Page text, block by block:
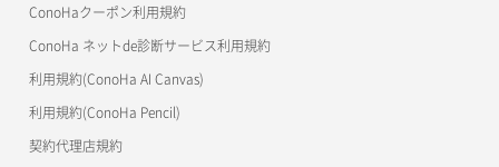
ラージオブジェクトアップロード(DLO)
一時的Web公開
Terraform
s3cmd
公開API(ConoHa VPS Ver.2.0)
ConoHaクーポン利用規約
ConoHa ネットde診断サービス利用規約
利用規約(ConoHa AI Canvas)
利用規約(ConoHa Pencil)
契約代理店規約